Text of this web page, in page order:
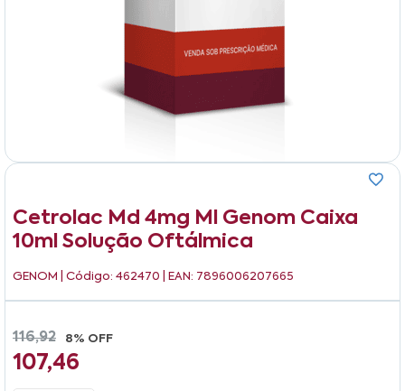
Cetrolac Md 4mg Ml Genom Caixa
10ml Solução Oftálmica
GENOM | Código: 462470 | EAN: 7896006207665
116,92 8% OFF
107,46